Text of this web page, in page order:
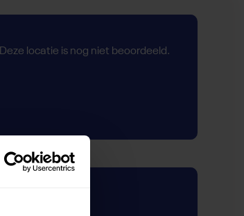
Deze locatie is nog niet beoordeeld.